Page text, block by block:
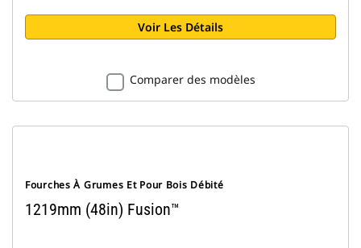
Voir Les Détails
Comparer des modèles
Fourches À Grumes Et Pour Bois Débité
1219mm (48in) Fusion™